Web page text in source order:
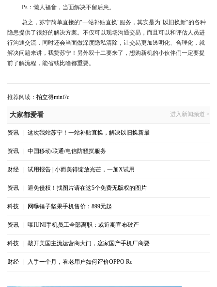
Ps：懒人福音，当面解决不留后患。
总之，苏宁简单直接的"一站补贴直换"服务，其实是为"以旧换新"的各种
隐患提供了很好的解决方案。不仅可以现场沟通交易，而且可以和评估人员进
行沟通交流，同时还会当面做深度隐私清除，让交易更加透明化、合理化，就
解决问题来讲，我赞苏宁！另外双十二要来了，想购新机的小伙伴们一定要提
前了解流程，能省钱比啥都重要。
推荐阅读： 拍立得mini7c
大家都爱看 进入新闻频道 >
资讯 这次我站苏宁！一站补贴直换，解决以旧换新最
资讯 中国移动/联通/电信防骚扰服务
财经 试用报告 | 小而美得绽放光芒，一加X试用
资讯 避免侵权！找图片请在这5个免费无版权的图片
科技 网曝锤子坚果手机售价：899元起
资讯 曝IUNI手机员工全部离职：或近期宣布破产
科技 敲开美国主流运营商大门，这家国产手机厂商要
财经 入手一个月，看老用户如何评价OPPO Re